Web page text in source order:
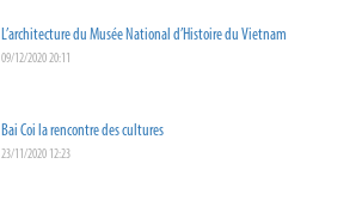
L’architecture du Musée National d’Histoire du Vietnam
09/12/2020 20:11
Bai Coi la rencontre des cultures
23/11/2020 12:23